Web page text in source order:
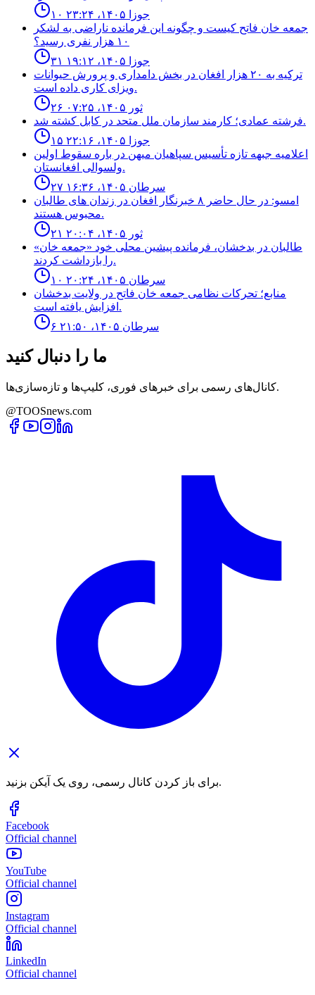
۱۰ جوزا ۱۴۰۵، ۲۳:۲۴
جمعه خان فاتح كيست و چگونه اين فرمانده ناراضى به لشكر
١٠ هزار نفرى رسيد؟
۳۱ جوزا ۱۴۰۵، ۱۹:۱۲
ترکیه به ۲۰ هزار افغان در بخش دامداری و پرورش حیوانات
ویزای کاری داده است.
۲۶ ثور ۱۴۰۵، ۰۷:۲۵
فرشته عمادى؛ كارمند سازمان ملل متحد در كابل كشته شد.
۱۵ جوزا ۱۴۰۵، ۲۲:۱۶
اعلاميه جبهه تازه تأسيس سپاهيان ميهن در باره سقوط اولين
ولسوالى افغانستان.
۲۷ سرطان ۱۴۰۵، ۱۶:۳۶
امسو: در حال حاضر ۸ خبرنگار افغان در زندان‌ های طالبان
محبوس هستند.
۲۱ ثور ۱۴۰۵، ۲۰:۰۴
طالبان در بدخشان، فرمانده پیشین محلی خود «جمعه خان»
را بازداشت کردند.
۱۰ سرطان ۱۴۰۵، ۲۰:۲۴
منابع؛ تحركات نظامى جمعه خان فاتح در ولايت بدخشان
افزايش يافته است.
۶ سرطان ۱۴۰۵، ۲۱:۵۰
ما را دنبال کنید
کانال‌های رسمی برای خبرهای فوری، کلیپ‌ها و تازه‌سازی‌ها.
@TOOSnews.com
برای باز کردن کانال رسمی، روی یک آیکن بزنید.
Facebook
Official channel
YouTube
Official channel
Instagram
Official channel
LinkedIn
Official channel